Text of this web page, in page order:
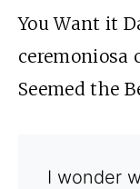
You Want it
ceremoniosa
Seemed the
I wonder